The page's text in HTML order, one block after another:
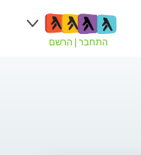
התחבר הרשם